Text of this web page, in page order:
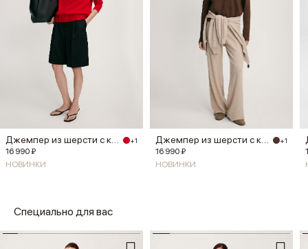
+1
16 990 ₽
НОВИНКИ
+1
16 990 ₽
НОВИНКИ
Специально для вас